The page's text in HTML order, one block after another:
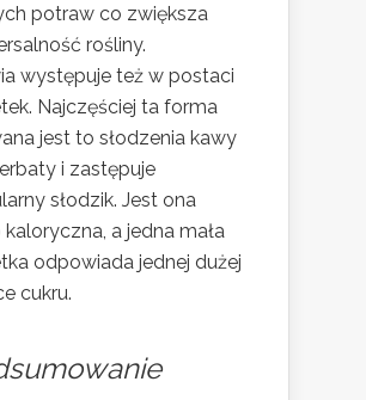
potraw co zwiększa
rośliny.
występuje też w postaci
Najczęściej ta forma
jest to słodzenia kawy
i zastępuje
słodzik. Jest ona
kaloryczna, a jedna mała
odpowiada jednej dużej
cukru.